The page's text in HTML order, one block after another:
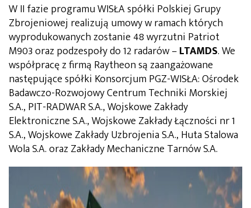
W II fazie programu WISŁA spółki Polskiej Grupy
Zbrojeniowej realizują umowy w ramach których
wyprodukowanych zostanie 48 wyrzutni Patriot
M903 oraz podzespoły do 12 radarów –LTAMDS. We
współpracę z firmą Raytheon są zaangażowane
następujące spółki Konsorcjum PGZ-WISŁA: Ośrodek
Badawczo-Rozwojowy Centrum Techniki Morskiej
S.A., PIT-RADWAR S.A., Wojskowe Zakłady
Elektroniczne S.A., Wojskowe Zakłady Łączności nr 1
S.A., Wojskowe Zakłady Uzbrojenia S.A., Huta Stalowa
Wola S.A. oraz Zakłady Mechaniczne Tarnów S.A.